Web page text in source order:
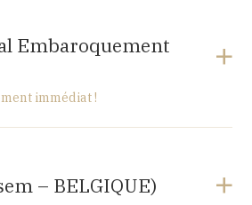
Embaroquement
immédiat !
– BELGIQUE)